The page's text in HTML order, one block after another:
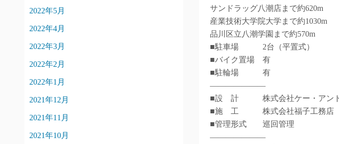
サンドラッグ八潮店まで約620m
産業技術大学院大学まで約1030m
品川区立八潮学園まで約570m
■駐車場 2台（平置式）
■バイク置場 有
■駐輪場 有
―――――――
■設 計 株式会社ケー・アンド
■施 工 株式会社福子工務店
■管理形式 巡回管理
―――――――
2022年5月
2022年4月
2022年3月
2022年2月
2022年1月
2021年12月
2021年11月
2021年10月